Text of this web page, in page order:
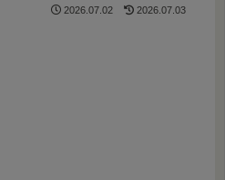
2026.07.02 2026.07.03